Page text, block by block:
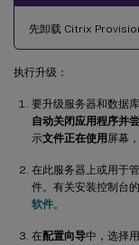
先卸载 Citrix
执行升级：
要升级服务器和数据
自动关闭应用程序并
示文件正在使用 屏幕
在此服务器上或用于
件。有关安装控制台
软件。
在配置向导中，选择